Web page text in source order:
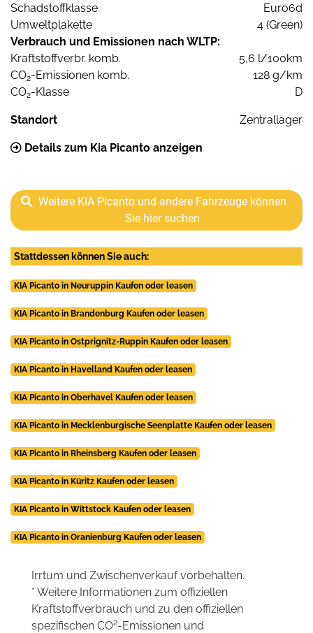
Schadstoffklasse
Euro6d
Umweltplakette
4 (Green)
Verbrauch und Emissionen nach WLTP:
Kraftstoffverbr. komb.
5,6 l/100km
CO2-Emissionen komb.
128 g/km
CO2-Klasse D
Standort Zentrallager
Details zum Kia Picanto anzeigen
Weitere KIA Picanto und andere Fahrzeuge können
Sie hier suchen
Stattdessen können Sie auch:
KIA Picanto in Neuruppin Kaufen oder leasen
KIA Picanto in Brandenburg Kaufen oder leasen
KIA Picanto in Ostprignitz-Ruppin Kaufen oder leasen
KIA Picanto in Havelland Kaufen oder leasen
KIA Picanto in Oberhavel Kaufen oder leasen
KIA Picanto in Mecklenburgische Seenplatte Kaufen oder leasen
KIA Picanto in Rheinsberg Kaufen oder leasen
KIA Picanto in Küritz Kaufen oder leasen
KIA Picanto in Wittstock Kaufen oder leasen
KIA Picanto in Oranienburg Kaufen oder leasen
Irrtum und Zwischenverkauf vorbehalten.
* Weitere Informationen zum offiziellen
Kraftstoffverbrauch und zu den offiziellen
spezifischen CO2-Emissionen und